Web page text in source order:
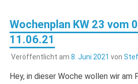
Wochenplan KW 23 vom
11.06.21
Veröffentlicht am 8. Juni 2021 von
Hey, in dieser Woche wollen wir am